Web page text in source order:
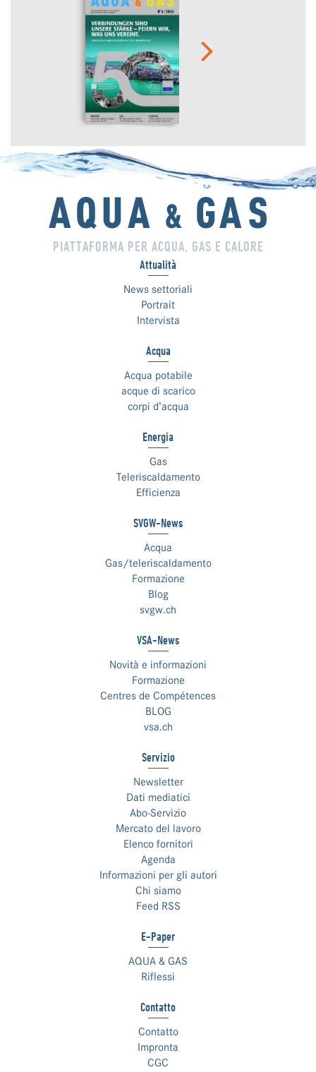
PIATTAFORMA PER ACQUA, GAS E CALORE
Attualità
News settoriali
Portrait
Intervista
Acqua
Acqua potabile
acque di scarico
corpi d’acqua
Energia
Gas
Teleriscaldamento
Efficienza
SVGW-News
Acqua
Gas/teleriscaldamento
Formazione
Blog
svgw.ch
VSA-News
Novità e informazioni
Formazione
Centres de Compétences
BLOG
vsa.ch
Servizio
Newsletter
Dati mediatici
Abo-Servizio
Mercato del lavoro
Elenco fornitori
Agenda
Informazioni per gli autori
Chi siamo
Feed RSS
E-Paper
AQUA & GAS
Riflessi
Contatto
Contatto
Impronta
CGC